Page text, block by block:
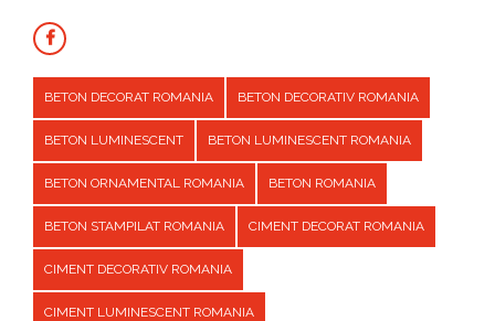
BETON DECORAT ROMANIA BETON DECORATIV ROMANIA
BETON LUMINESCENT BETON LUMINESCENT ROMANIA
BETON ORNAMENTAL ROMANIA BETON ROMANIA
BETON STAMPILAT ROMANIA CIMENT DECORAT ROMANIA
CIMENT DECORATIV ROMANIA
CIMENT LUMINESCENT ROMANIA